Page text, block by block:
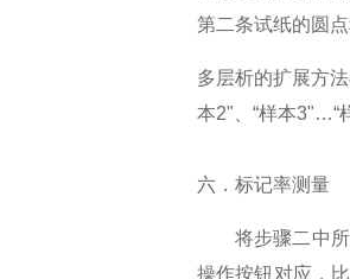
第二条试纸的圆
多层析的扩展方
本2"、“样本3"…“
六．标记率测量
将步骤二中
操作按钮对应，